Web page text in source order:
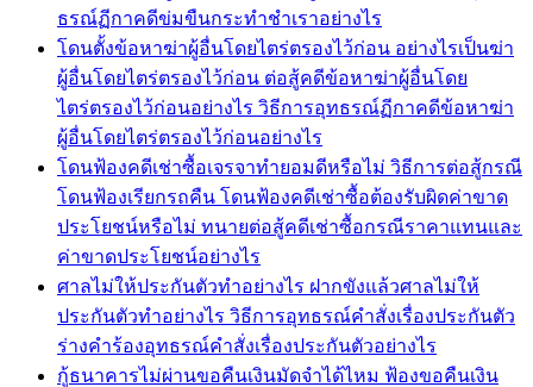
ธรณ์ฏีกาคดีข่มขืนกระทำชำเราอย่างไร
โดนตั้งข้อหาฆ่าผู้อื่นโดยไตร่ตรองไว้ก่อน อย่างไรเป็นฆ่า
ผู้อื่นโดยไตร่ตรองไว้ก่อน ต่อสู้คดีข้อหาฆ่าผู้อื่นโดย
ไตร่ตรองไว้ก่อนอย่างไร วิธีการอุทธรณ์ฏีกาคดีข้อหาฆ่า
ผู้อื่นโดยไตร่ตรองไว้ก่อนอย่างไร
โดนฟ้องคดีเช่าซื้อเจรจาทำยอมดีหรือไม่ วิธีการต่อสู้กรณี
โดนฟ้องเรียกรถคืน โดนฟ้องคดีเช่าซื้อต้องรับผิดค่าขาด
ประโยชน์หรือไม่ ทนายต่อสู้คดีเช่าซื้อกรณีราคาแทนและ
ค่าขาดประโยชน์อย่างไร
ศาลไม่ให้ประกันตัวทำอย่างไร ฝากขังแล้วศาลไม่ให้
ประกันตัวทำอย่างไร วิธีการอุทธรณ์คำสั่งเรื่องประกันตัว
ร่างคำร้องอุทธรณ์คำสั่งเรื่องประกันตัวอย่างไร
กู้ธนาคารไม่ผ่านขอคืนเงินมัดจำได้ไหม ฟ้องขอคืนเงิน